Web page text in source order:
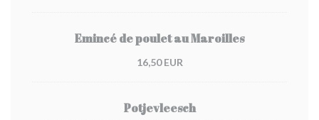
Emincé de poulet au Maroilles
16,50 EUR
Potjevleesch